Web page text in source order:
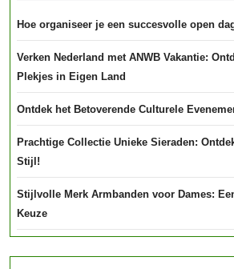
Hoe organiseer je een succesvolle open
Verken Nederland met ANWB Vakantie:
Plekjes in Eigen Land
Ontdek het Betoverende Culturele
Prachtige Collectie Unieke Sieraden:
Stijl!
Stijlvolle Merk Armbanden voor Dames:
Keuze